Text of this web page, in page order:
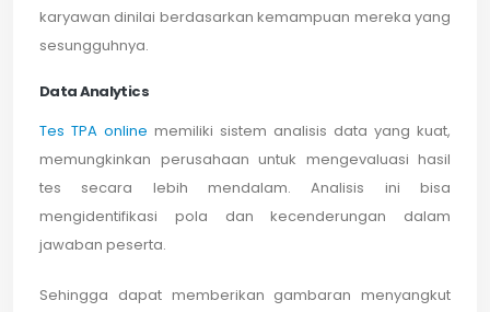
karyawan dinilai berdasarkan kemampuan mereka yang
sesungguhnya.
Data Analytics
Tes TPA online memiliki sistem analisis data yang kuat,
memungkinkan perusahaan untuk mengevaluasi hasil
tes secara lebih mendalam. Analisis ini bisa
mengidentifikasi pola dan kecenderungan dalam
jawaban peserta.
Sehingga dapat memberikan gambaran menyangkut